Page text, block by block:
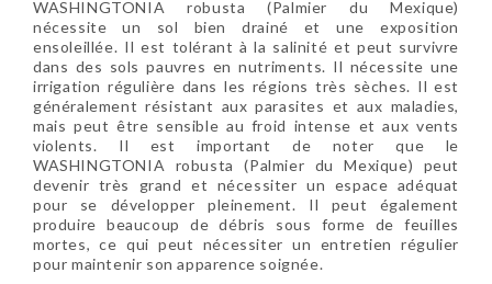
WASHINGTONIA robusta (Palmier du Mexique)
nécessite un sol bien drainé et une exposition
ensoleillée. Il est tolérant à la salinité et peut survivre
dans des sols pauvres en nutriments. Il nécessite une
irrigation régulière dans les régions très sèches. Il est
généralement résistant aux parasites et aux maladies,
mais peut être sensible au froid intense et aux vents
violents. Il est important de noter que le
WASHINGTONIA robusta (Palmier du Mexique) peut
devenir très grand et nécessiter un espace adéquat
pour se développer pleinement. Il peut également
produire beaucoup de débris sous forme de feuilles
mortes, ce qui peut nécessiter un entretien régulier
pour maintenir son apparence soignée.